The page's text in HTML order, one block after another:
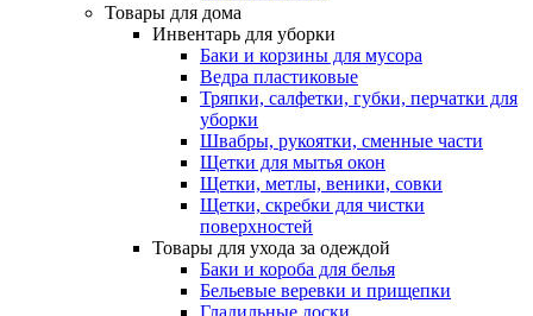
Товары для дома
Инвентарь для уборки
Баки и корзины для мусора
Ведра пластиковые
Тряпки, салфетки, губки, перчатки для
уборки
Швабры, рукоятки, сменные части
Щетки для мытья окон
Щетки, метлы, веники, совки
Щетки, скребки для чистки
поверхностей
Товары для ухода за одеждой
Баки и короба для белья
Бельевые веревки и прищепки
Гладильные доски